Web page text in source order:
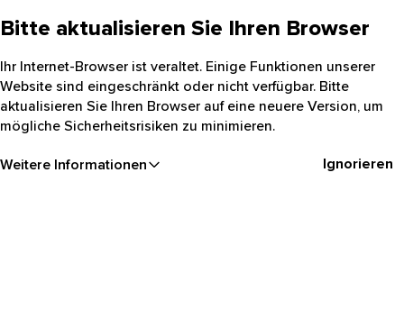
Bitte aktualisieren Sie Ihren Browser
Ihr Internet-Browser ist veraltet. Einige Funktionen unserer
Website sind eingeschränkt oder nicht verfügbar. Bitte
aktualisieren Sie Ihren Browser auf eine neuere Version, um
mögliche Sicherheitsrisiken zu minimieren.
Weitere Informationen Ignorieren